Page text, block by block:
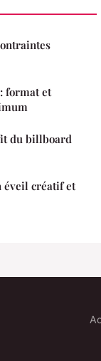
format et
du billboard
éveil créatif et